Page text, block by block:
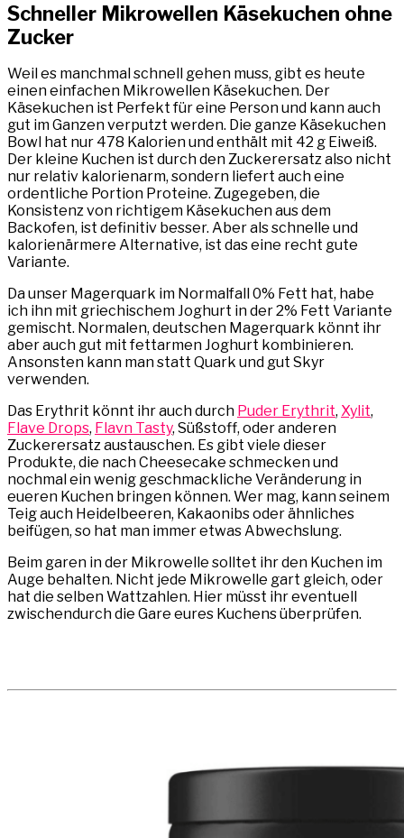
Schneller Mikrowellen Käsekuchen ohne
Zucker
Weil es manchmal schnell gehen muss, gibt es heute
einen einfachen Mikrowellen Käsekuchen. Der
Käsekuchen ist Perfekt für eine Person und kann auch
gut im Ganzen verputzt werden. Die ganze Käsekuchen
Bowl hat nur 478 Kalorien und enthält mit 42 g Eiweiß.
Der kleine Kuchen ist durch den Zuckerersatz also nicht
nur relativ kalorienarm, sondern liefert auch eine
ordentliche Portion Proteine. Zugegeben, die
Konsistenz von richtigem Käsekuchen aus dem
Backofen, ist definitiv besser. Aber als schnelle und
kalorienärmere Alternative, ist das eine recht gute
Variante.
Da unser Magerquark im Normalfall 0% Fett hat, habe
ich ihn mit griechischem Joghurt in der 2% Fett Variante
gemischt. Normalen, deutschen Magerquark könnt ihr
aber auch gut mit fettarmen Joghurt kombinieren.
Ansonsten kann man statt Quark und gut Skyr
verwenden.
Das Erythrit könnt ihr auch durch Puder Erythrit, Xylit,
Flave Drops, Flavn Tasty, Süßstoff, oder anderen
Zuckerersatz austauschen. Es gibt viele dieser
Produkte, die nach Cheesecake schmecken und
nochmal ein wenig geschmackliche Veränderung in
eueren Kuchen bringen können. Wer mag, kann seinem
Teig auch Heidelbeeren, Kakaonibs oder ähnliches
beifügen, so hat man immer etwas Abwechslung.
Beim garen in der Mikrowelle solltet ihr den Kuchen im
Auge behalten. Nicht jede Mikrowelle gart gleich, oder
hat die selben Wattzahlen. Hier müsst ihr eventuell
zwischendurch die Gare eures Kuchens überprüfen.